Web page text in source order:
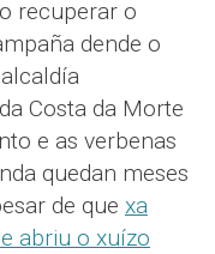
recuperar o
dende o
Costa da Morte
e as verbenas
quedan meses
de que xa
abriu o xuízo